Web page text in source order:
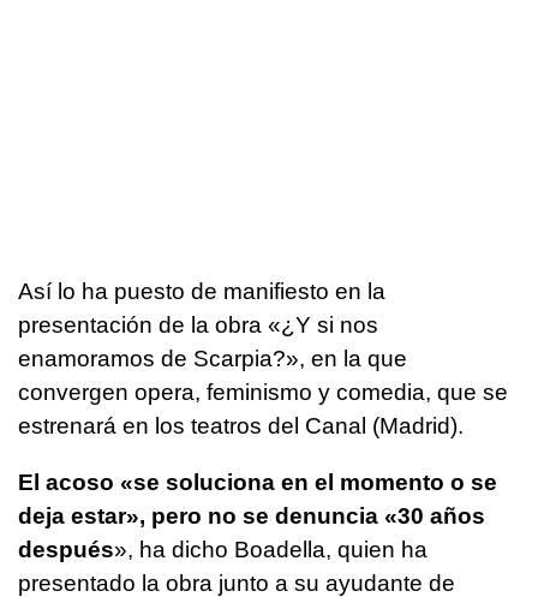
Así lo ha puesto de manifiesto en la
presentación de la obra «¿Y si nos
enamoramos de Scarpia?», en la que
convergen opera, feminismo y comedia, que se
estrenará en los teatros del Canal (Madrid).
El acoso «se soluciona en el momento o se
deja estar», pero no se denuncia «30 años
después», ha dicho Boadella, quien ha
presentado la obra junto a su ayudante de